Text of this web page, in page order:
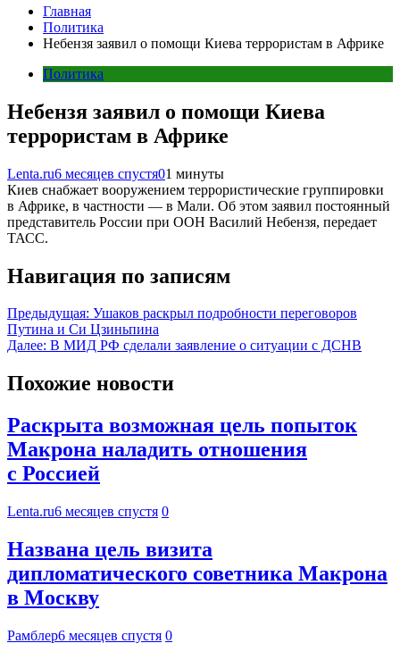
Главная
Политика
Небензя заявил о помощи Киева террористам в Африке
Политика
Небензя заявил о помощи Киева
террористам в Африке
Lenta.ru6 месяцев спустя01 минуты
Киев снабжает вооружением террористические группировки
в Африке, в частности — в Мали. Об этом заявил постоянный
представитель России при ООН Василий Небензя, передает
ТАСС.
Навигация по записям
Предыдущая: Ушаков раскрыл подробности переговоров
Путина и Си Цзиньпина
Далее: В МИД РФ сделали заявление о ситуации с ДСНВ
Похожие новости
Раскрыта возможная цель попыток
Макрона наладить отношения
с Россией
Lenta.ru6 месяцев спустя 0
Названа цель визита
дипломатического советника Макрона
в Москву
Рамблер6 месяцев спустя 0